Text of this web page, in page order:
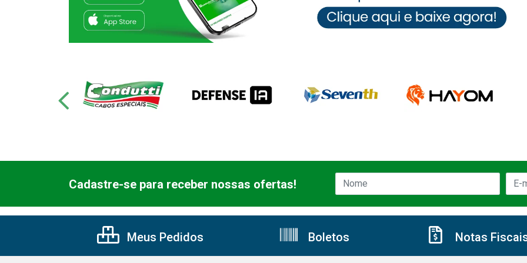
Cadastre-se para receber nossas ofertas!
Meus Pedidos Boletos Notas